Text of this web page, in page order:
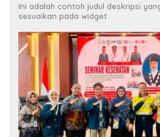
Ini adalah contoh judul deskripsi
sesuaikan pada widget